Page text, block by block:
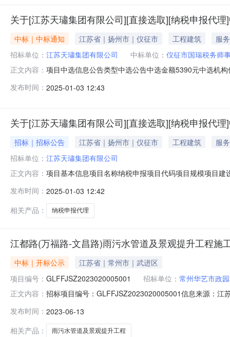
关于[江苏天璛集团有限公司][直接选取][纳税申报代
中标｜中标通知 江苏省｜扬州市｜仪征市 工程建筑
服务
招标单位： 江苏天璛集团有限公司 中标单位： 仪征市国瑞税务师
正文内容： 项目中选信息公告类型中选公告中选金额5390元中选机
有限公司统一社会信用代码91321081717459580A法定
发布时间： 2025-01-03 12:43
关于[江苏天璛集团有限公司][直接选取][纳税申报代
招标｜招标公告 江苏省｜扬州市｜仪征市 工程建筑
服务
招标单位： 江苏天璛集团有限公司
正文内容： 项目基本信息项目名称纳税申报项目代码项目规模项目
单位地址中介服务需求中介服务事项纳税申报代理中介
发布时间： 2025-01-03 12:42
相关产品：
纳税申报代理
江都路(万福路-文昌路)雨污水管道及景观提升工程施
中标｜开标公示
江苏省｜常州市｜武进区
项目编号： GLFFJSZ2023020005001 招标单位： 常州华艺市政
正文内容： 招标项目编号：GLFFJSZ2023020005001信息来源：江
额:200000.00元,投标文件递交时间:未上传,投标人名称:
发布时间： 2023-06-13
相关产品：
雨污水管道及景观提升工程